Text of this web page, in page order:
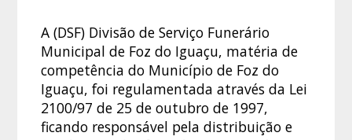
A (DSF) Divisão de Serviço Funerário
Municipal de Foz do Iguaçu, matéria de
competência do Município de Foz do
Iguaçu, foi regulamentada através da Lei
2100/97 de 25 de outubro de 1997,
ficando responsável pela distribuição e